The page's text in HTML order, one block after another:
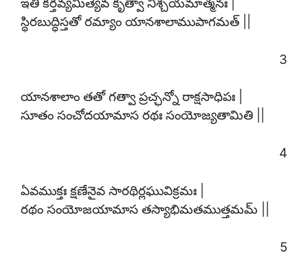
స్థిరబుద్ధిస్తతో రమ్యాం యానశాలాముపాగమత్ ||
3
యానశాలాం తతో గత్వా ప్రచ్ఛన్నో రాక్షసాధిపః |
సూతం సంచోదయామాస రథః సంయోజ్యతామితి ||
4
ఏవముక్తః క్షణేనైవ సారథిర్లఘువిక్రమః |
రథం సంయోజయామాస తస్యాభిమతముత్తమమ్ ||
5